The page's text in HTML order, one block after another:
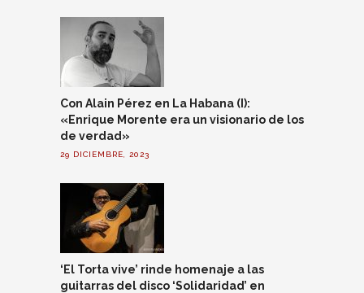
Con Alain Pérez en La Habana (I):
«Enrique Morente era un visionario de los
de verdad»
29 DICIEMBRE, 2023
‘El Torta vive’ rinde homenaje a las
guitarras del disco ‘Solidaridad’ en